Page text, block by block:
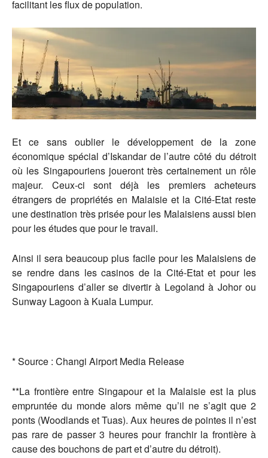
facilitant les flux de population.
Et ce sans oublier le développement de la zone
économique spécial d’Iskandar de l’autre côté du détroit
où les Singapouriens joueront très certainement un rôle
majeur. Ceux-ci sont déjà les premiers acheteurs
étrangers de propriétés en Malaisie et la Cité-Etat reste
une destination très prisée pour les Malaisiens aussi bien
pour les études que pour le travail.
Ainsi il sera beaucoup plus facile pour les Malaisiens de
se rendre dans les casinos de la Cité-Etat et pour les
Singapouriens d’aller se divertir à Legoland à Johor ou
Sunway Lagoon à Kuala Lumpur.
* Source : Changi Airport Media Release
**La frontière entre Singapour et la Malaisie est la plus
empruntée du monde alors même qu’il ne s’agit que 2
ponts (Woodlands et Tuas). Aux heures de pointes il n’est
pas rare de passer 3 heures pour franchir la frontière à
cause des bouchons de part et d’autre du détroit).